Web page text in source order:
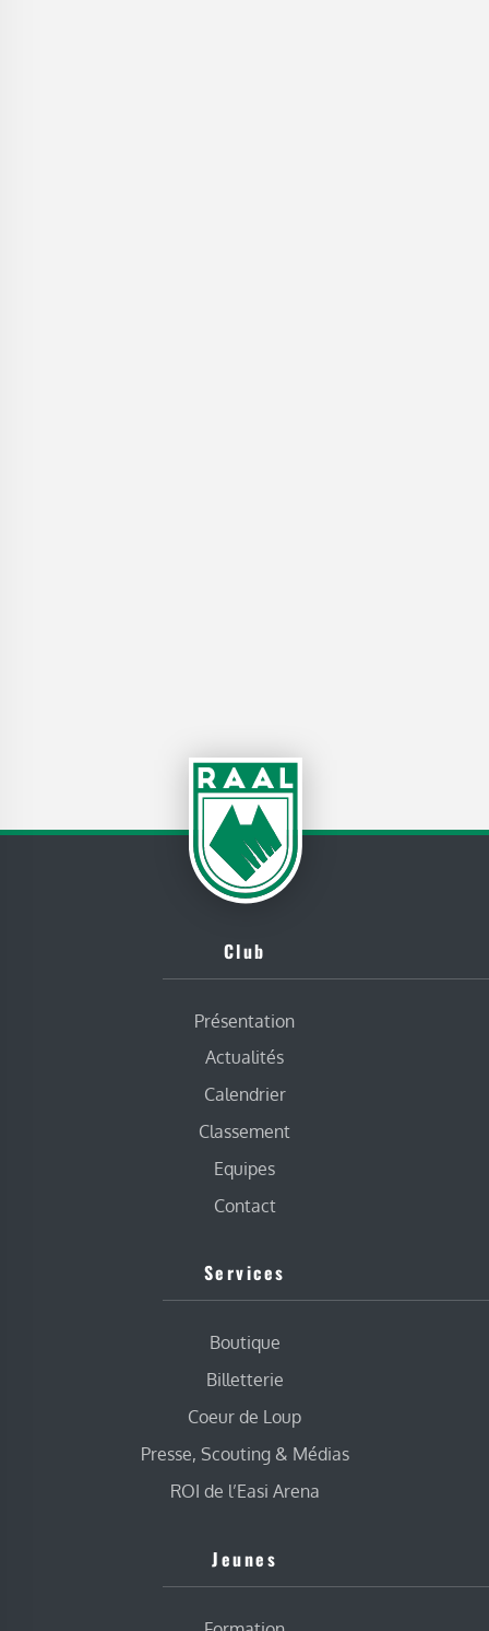
Club
Présentation
Actualités
Calendrier
Classement
Equipes
Contact
Services
Boutique
Billetterie
Coeur de Loup
Presse, Scouting & Médias
ROI de l’Easi Arena
Jeunes